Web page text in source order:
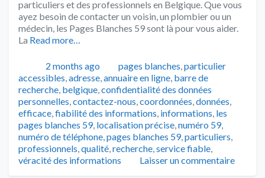
particuliers et des professionnels en Belgique. Que vous
ayez besoin de contacter un voisin, un plombier ou un
médecin, les Pages Blanches 59 sont là pour vous aider.
La Read more…
Publié2 months ago Catégories
pages blanches,particulier
accessibles,adresse,annuaire en ligne, barre de
recherche, belgique,confidentialité des données
personnelles,contactez-nous,coordonnées,données,
efficace,fiabilité des informations, informations, les
pages blanches 59, localisation précise,numéro 59,
numéro de téléphone,pages blanches 59,particuliers,
professionnels,qualité,recherche,service fiable,
véracité des informations
Laisser un commentaire